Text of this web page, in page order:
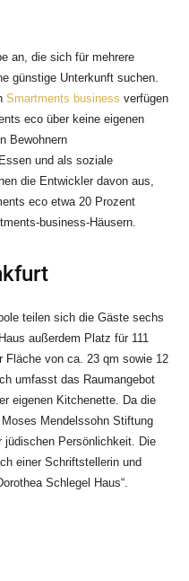
an, die sich für mehrere
günstige Unterkunft suchen.
Smartments business verfügen
eco über keine eigenen
Bewohnern
und als soziale
die Entwickler davon aus,
eco etwa 20 Prozent
business-Häusern.
teilen sich die Gäste sechs
außerdem Platz für 111
Fläche von ca. 23 qm sowie 12
umfasst das Raumangebot
eigenen Kitchenette. Da die
Mendelssohn Stiftung
jüdischen Persönlichkeit. Die
einer Schriftstellerin und
Schlegel Haus“.